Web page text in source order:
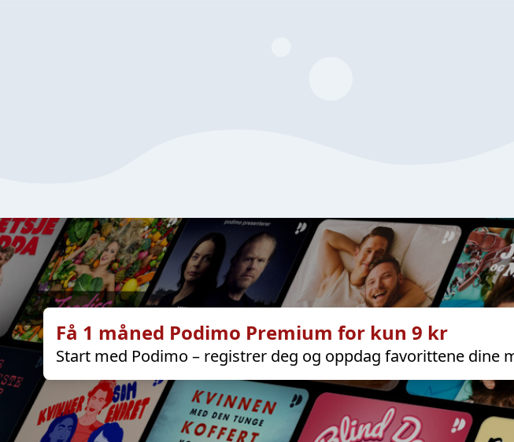
Få 1 måned Podimo Premium for kun 9 kr
Start med Podimo – registrer deg og oppdag favorittene dine